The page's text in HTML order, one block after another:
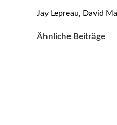
Jay Lepreau, David
Ähnliche Beiträge